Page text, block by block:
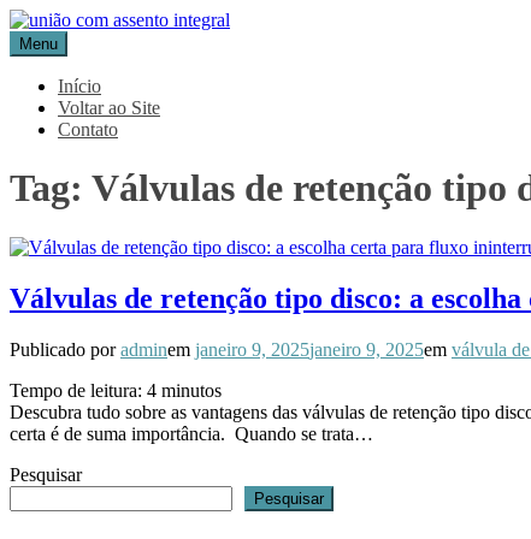
Pular
para
o
conteúdo
Blog Aceflan
Líder em Acessórios Industriais
Menu
Início
Voltar ao Site
Contato
Tag: Válvulas de retenção tipo
Válvulas de retenção tipo disco: a
Publicado poradminem janeiro 9, 2025janeiro 9, 2025em válvula
Tempo de leitura: 4 minutos
Descubra tudo sobre as vantagens das válvulas de retenção tipo
certa é de suma importância. Quando se trata…
Pesquisar
Pesquisar